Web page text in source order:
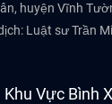
huyện Vĩnh
Luật sư Trần
Vực Bình